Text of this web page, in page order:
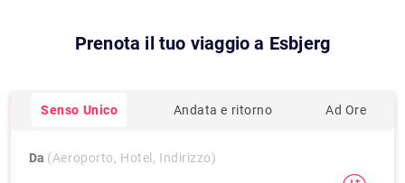
Prenota il tuo viaggio a Esbjerg
Senso Unico Andata e ritorno Ad Ore
Da (Aeroporto, Hotel, Indirizzo)